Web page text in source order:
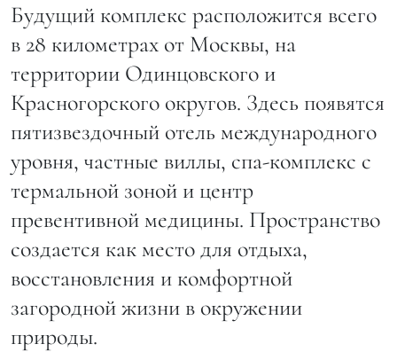
Будущий комплекс расположится всего
в 28 километрах от Москвы, на
территории Одинцовского и
Красногорского округов. Здесь появятся
пятизвездочный отель международного
уровня, частные виллы, спа-комплекс с
термальной зоной и центр
превентивной медицины. Пространство
создается как место для отдыха,
восстановления и комфортной
загородной жизни в окружении
природы.